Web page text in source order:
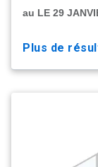
au LE 29
plus de